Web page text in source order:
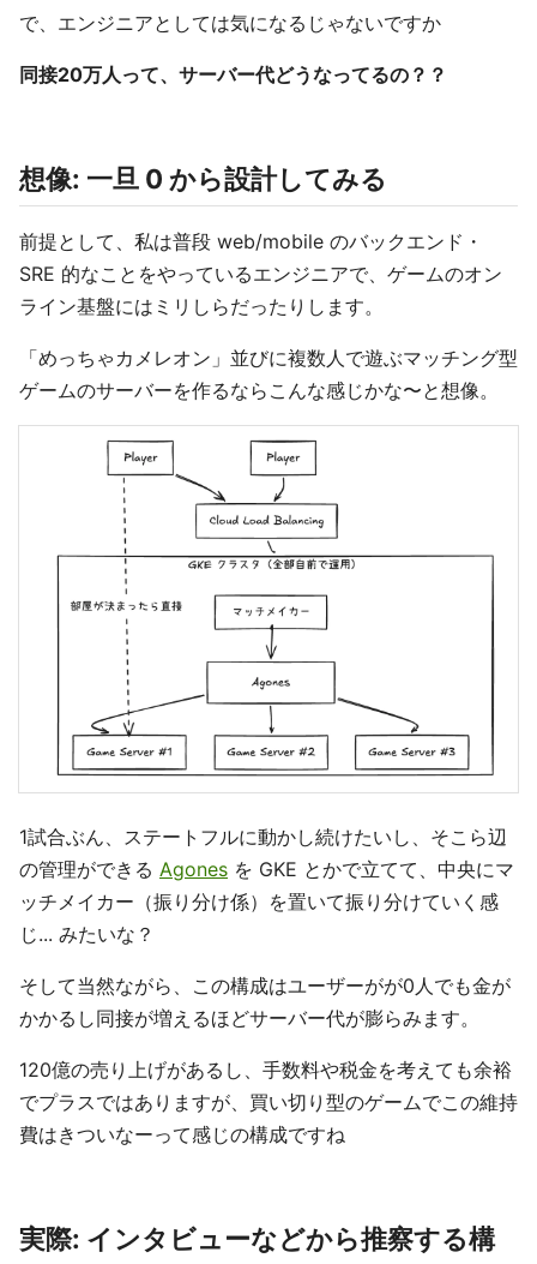
で、エンジニアとしては気になるじゃないですか
同接20万人って、サーバー代どうなってるの？？
想像: 一旦 0 から設計してみる
前提として、私は普段 web/mobile のバックエンド・
SRE 的なことをやっているエンジニアで、ゲームのオン
ライン基盤にはミリしらだったりします。
「めっちゃカメレオン」並びに複数人で遊ぶマッチング型
ゲームのサーバーを作るならこんな感じかな〜と想像。
1試合ぶん、ステートフルに動かし続けたいし、そこら辺
の管理ができる Agones を GKE とかで立てて、中央にマ
ッチメイカー（振り分け係）を置いて振り分けていく感
じ... みたいな？
そして当然ながら、この構成はユーザーがが0人でも金が
かかるし同接が増えるほどサーバー代が膨らみます。
120億の売り上げがあるし、手数料や税金を考えても余裕
でプラスではありますが、買い切り型のゲームでこの維持
費はきついなーって感じの構成ですね
実際: インタビューなどから推察する構